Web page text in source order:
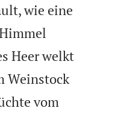
wie eine
Heer welkt
Weinstock
vom